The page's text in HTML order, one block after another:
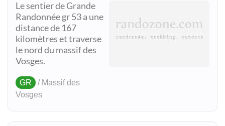
Le sentier de Grande
Randonnée gr 53 a une
distance de 167
kilomètres et traverse
le nord du massif des
Vosges.
GR
/ Massif des
Vosges